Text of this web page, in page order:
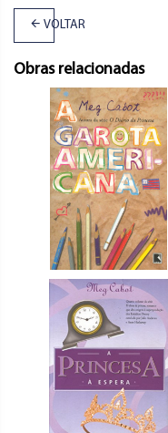
VOLTAR
Obras relacionadas